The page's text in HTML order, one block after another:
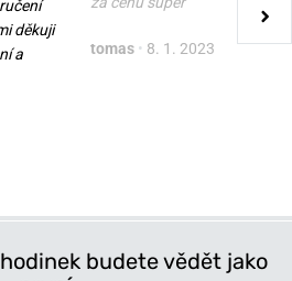
Skladem zítra 11. 8. u vás
děkuji
a
tomas • 8. 1. 2023
budete vědět jako